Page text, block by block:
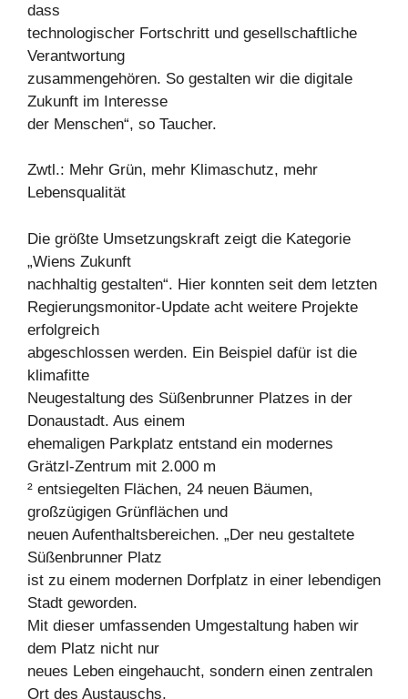
dass
technologischer Fortschritt und gesellschaftliche
Verantwortung
zusammengehören. So gestalten wir die digitale
Zukunft im Interesse
der Menschen“, so Taucher.
Zwtl.: Mehr Grün, mehr Klimaschutz, mehr
Lebensqualität
Die größte Umsetzungskraft zeigt die Kategorie
„Wiens Zukunft
nachhaltig gestalten“. Hier konnten seit dem letzten
Regierungsmonitor-Update acht weitere Projekte
erfolgreich
abgeschlossen werden. Ein Beispiel dafür ist die
klimafitte
Neugestaltung des Süßenbrunner Platzes in der
Donaustadt. Aus einem
ehemaligen Parkplatz entstand ein modernes
Grätzl-Zentrum mit 2.000 m
² entsiegelten Flächen, 24 neuen Bäumen,
großzügigen Grünflächen und
neuen Aufenthaltsbereichen. „Der neu gestaltete
Süßenbrunner Platz
ist zu einem modernen Dorfplatz in einer lebendigen
Stadt geworden.
Mit dieser umfassenden Umgestaltung haben wir
dem Platz nicht nur
neues Leben eingehaucht, sondern einen zentralen
Ort des Austauschs,